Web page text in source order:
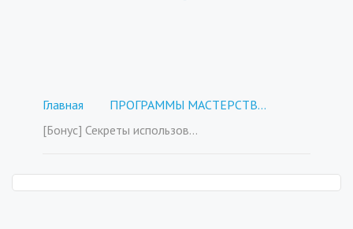
Главная
ПРОГРАММЫ МАСТЕРСТВА - покупка отдельных курсов
[Бонус] Секреты использования интеллект карт в жизни и работе.